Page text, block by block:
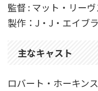
監督 : マット・リーヴ
製作：J・J・エイブ
主なキャスト
ロバート・ホーキン